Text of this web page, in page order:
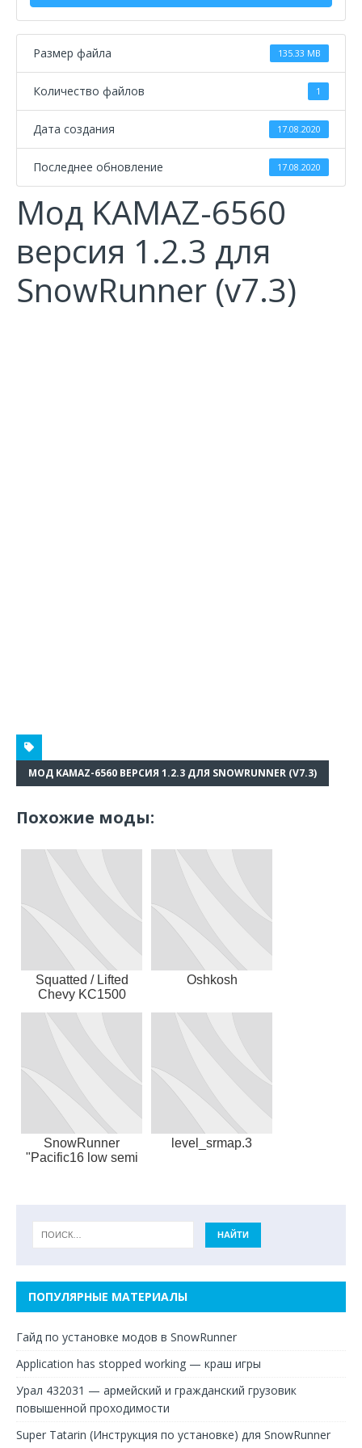
Размер файла 135.33 MB
Количество файлов 1
Дата создания 17.08.2020
Последнее обновление 17.08.2020
Мод KAMAZ-6560
версия 1.2.3 для
SnowRunner (v7.3)
МОД KAMAZ-6560 ВЕРСИЯ 1.2.3 ДЛЯ SNOWRUNNER (V7.3)
Похожие моды:
Squatted / Lifted
Chevy KC1500
Oshkosh
SnowRunner
"Pacific16 low semi
level_srmap.3
ПОПУЛЯРНЫЕ МАТЕРИАЛЫ
Гайд по установке модов в SnowRunner
Application has stopped working — краш игры
Урал 432031 — армейский и гражданский грузовик
повышенной проходимости
Super Tatarin (Инструкция по установке) для SnowRunner